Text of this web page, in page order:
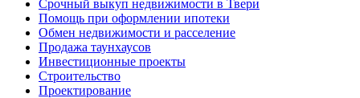
Срочный выкуп недвижимости в Твери
Помощь при оформлении ипотеки
Обмен недвижимости и расселение
Продажа таунхаусов
Инвестиционные проекты
Строительство
Проектирование